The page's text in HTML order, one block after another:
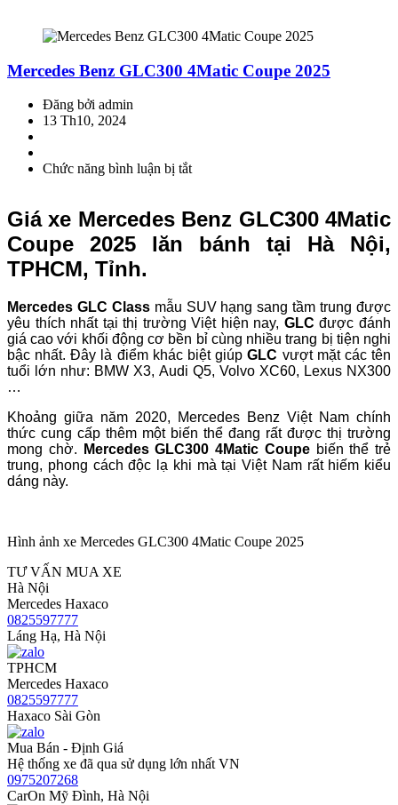
Mercedes Benz GLC300 4Matic Coupe 2025
Đăng bởi admin
13 Th10, 2024
Chức năng bình luận bị tắtở
GLC300
4Matic
Coupe
Giá xe Mercedes Benz GLC300 4Matic
Coupe 2025 lăn bánh tại Hà Nội,
TPHCM, Tỉnh.
Mercedes GLC Classmẫu SUV hạng sang tầm trung được
yêu thích nhất tại thị trường Việt hiện nay, GLC được đánh
giá cao với khối động cơ bền bỉ cùng nhiều trang bị tiện nghi
bậc nhất. Đây là điểm khác biệt giúpGLC vượt mặt các tên
tuổi lớn như: BMW X3, Audi Q5, Volvo XC60, Lexus NX300
…
Khoảng giữa năm 2020, Mercedes Benz Việt Nam chính
thức cung cấp thêm một biến thể đang rất được thị trường
mong chờ.
Mercedes GLC300 4Matic Coupe biến thể trẻ
trung, phong cách độc lạ khi mà tại Việt Nam rất hiếm kiểu
dáng này.
Hình ảnh xe Mercedes GLC300 4Matic Coupe 2025
TƯ VẤN MUA XE
Hà Nội
Mercedes Haxaco
0825597777
Láng Hạ, Hà Nội
TPHCM
Mercedes Haxaco
0825597777
Haxaco Sài Gòn
Mua Bán - Định Giá
Hệ thống xe đã qua sử dụng lớn nhất VN
0975207268
CarOn Mỹ Đình, Hà Nội